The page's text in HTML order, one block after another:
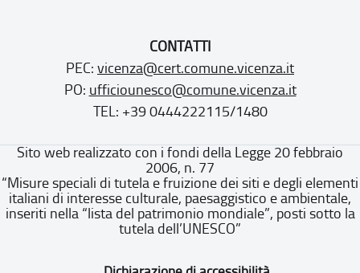
CONTATTI
PEC: vicenza@cert.comune.vicenza.it
PO: ufficiounesco@comune.vicenza.it
TEL: +39 0444222115/1480
Sito web realizzato con i fondi della Legge 20 febbraio
2006, n. 77
“Misure speciali di tutela e fruizione dei siti e degli elementi
italiani di interesse culturale, paesaggistico e ambientale,
inseriti nella “lista del patrimonio mondiale”, posti sotto la
tutela dell’UNESCO”